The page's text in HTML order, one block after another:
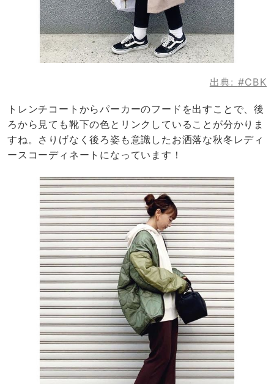
出典: #CBK
トレンチコートからパーカーのフードを出すことで、後
ろから見ても靴下の色とリンクしていることが分かりま
すね。さりげなく後ろ姿も意識したお洒落な秋冬レディ
ースコーディネートになっています！